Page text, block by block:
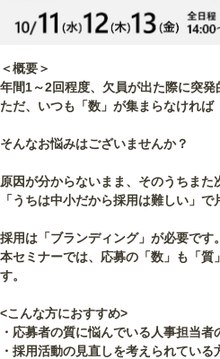
＜概要＞
年間1～2回程度、欠員が出た際に突発
ただ、いつも「数」が集まらなければ
そんなお悩みはございませんか？
原因が分からないまま、そのうちまた
「うちは中小だから採用は難しい」で
採用は「ブランディング」が必要です。
本セミナーでは、応募の「数」も「質
す。
<こんな方におすすめ>
・応募者の質に悩んでいる人事担当者
・採用活動の見直しを考えられている